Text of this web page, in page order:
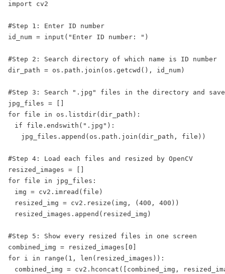
import cv2
#Step 1: Enter ID number
id_num = input("Enter ID number: ")
#Step 2: Search directory of which name is ID number
dir_path = os.path.join(os.getcwd(), id_num)
#Step 3: Search ".jpg" files in the directory and
jpg_files = []
for file in os.listdir(dir_path):
if file.endswith(".jpg"):
jpg_files.append(os.path.join(dir_path, file))
#Step 4: Load each files and resized by OpenCV
resized_images = []
for file in jpg_files:
img = cv2.imread(file)
resized_img = cv2.resize(img, (400, 400))
resized_images.append(resized_img)
#Step 5: Show every resized files in one screen
combined_img = resized_images[0]
for i in range(1, len(resized_images)):
combined_img = cv2.hconcat([combined_img,